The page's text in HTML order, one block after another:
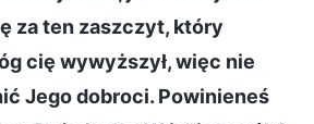
za ten zaszczyt, który
cię wywyższył, więc nie
Jego dobroci. Powinieneś